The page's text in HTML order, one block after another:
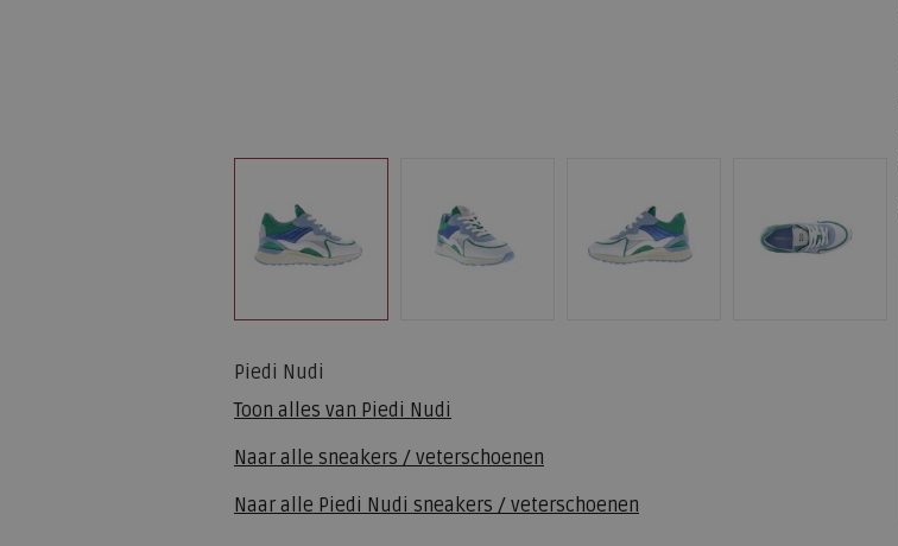
Piedi Nudi
Toon alles van Piedi Nudi
Naar alle sneakers / veterschoenen
Naar alle Piedi Nudi sneakers / veterschoenen